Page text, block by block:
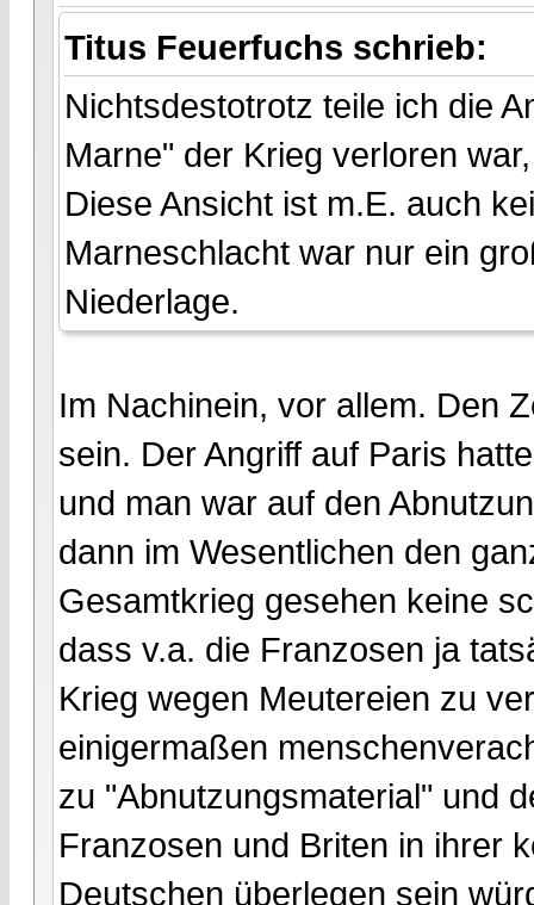
Titus Feuerfuchs schrieb:
Nichtsdestotrotz teile ich die
Marne" der Krieg verloren
Diese Ansicht ist m.E. auch
Marneschlacht war nur ein
Niederlage.
Im Nachinein, vor allem. Den
sein. Der Angriff auf Paris
und man war auf den
dann im Wesentlichen den
Gesamtkrieg gesehen keine
dass v.a. die Franzosen ja
Krieg wegen Meutereien zu
einigermaßen
zu "Abnutzungsmaterial" und
Franzosen und Briten in ihrer
Deutschen überlegen sein